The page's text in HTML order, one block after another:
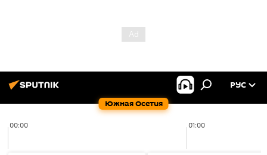
Южная Осетия
РУС
00:00 01:00